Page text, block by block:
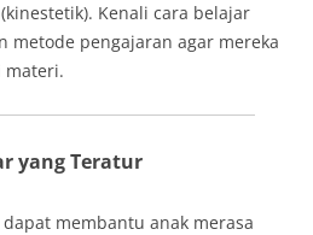
Kenali cara belajar
metode pengajaran agar mereka
materi.
yang Teratur
membantu anak merasa